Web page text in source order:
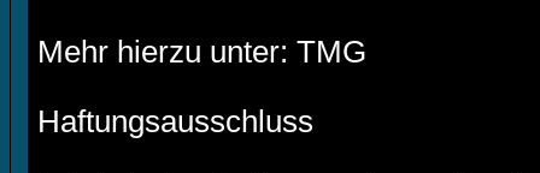
Mehr hierzu unter: TMG
Haftungsausschluss